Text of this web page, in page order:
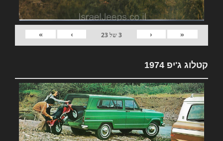
«
‹
3של23
›
»
קטלוג ג'יפ 1974